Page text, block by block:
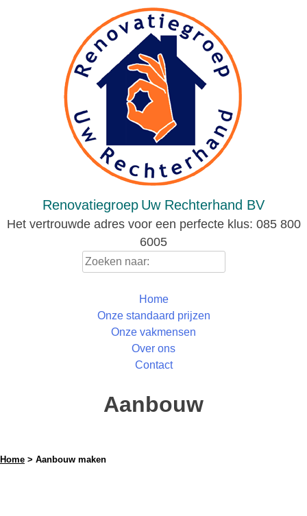
Renovatiegroep Uw Rechterhand BV
Het vertrouwde adres voor een perfecte klus: 085 800
6005
Home
Onze standaard prijzen
Onze vakmensen
Over ons
Contact
Aanbouw
Home > Aanbouw maken